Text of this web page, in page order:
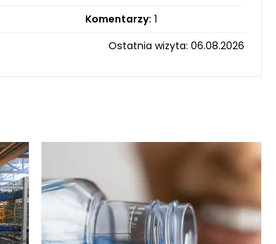
Komentarzy: 1
Ostatnia wizyta: 06.08.2026